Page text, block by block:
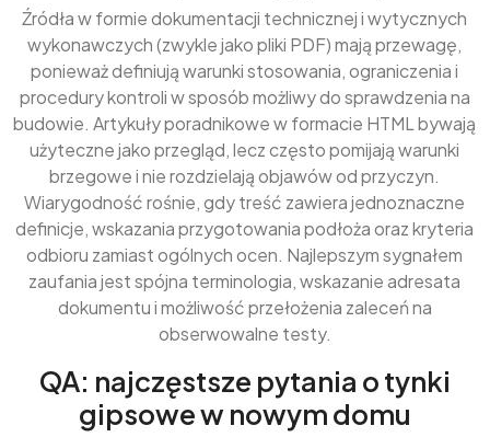
Źródła w formie dokumentacji technicznej i wytycznych
wykonawczych (zwykle jako pliki PDF) mają przewagę,
ponieważ definiują warunki stosowania, ograniczenia i
procedury kontroli w sposób możliwy do sprawdzenia na
budowie. Artykuły poradnikowe w formacie HTML bywają
użyteczne jako przegląd, lecz często pomijają warunki
brzegowe i nie rozdzielają objawów od przyczyn.
Wiarygodność rośnie, gdy treść zawiera jednoznaczne
definicje, wskazania przygotowania podłoża oraz kryteria
odbioru zamiast ogólnych ocen. Najlepszym sygnałem
zaufania jest spójna terminologia, wskazanie adresata
dokumentu i możliwość przełożenia zaleceń na
obserwowalne testy.
QA: najczęstsze pytania o tynki
gipsowe w nowym domu